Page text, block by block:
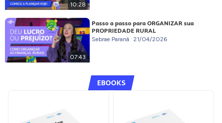
10:28
07:43
Passo a passo para ORGANIZAR sua
PROPRIEDADE RURAL
Sebrae Paraná 21/04/2026
EBOOKS